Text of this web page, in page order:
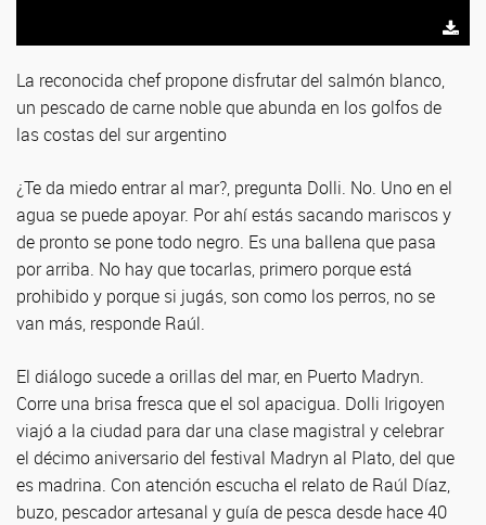
La reconocida chef propone disfrutar del salmón blanco,
un pescado de carne noble que abunda en los golfos de
las costas del sur argentino
¿Te da miedo entrar al mar?, pregunta Dolli. No. Uno en el
agua se puede apoyar. Por ahí estás sacando mariscos y
de pronto se pone todo negro. Es una ballena que pasa
por arriba. No hay que tocarlas, primero porque está
prohibido y porque si jugás, son como los perros, no se
van más, responde Raúl.
El diálogo sucede a orillas del mar, en Puerto Madryn.
Corre una brisa fresca que el sol apacigua. Dolli Irigoyen
viajó a la ciudad para dar una clase magistral y celebrar
el décimo aniversario del festival Madryn al Plato, del que
es madrina. Con atención escucha el relato de Raúl Díaz,
buzo, pescador artesanal y guía de pesca desde hace 40